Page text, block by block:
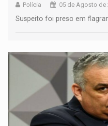
Polícia 05 de Agosto de
Suspeito foi preso em